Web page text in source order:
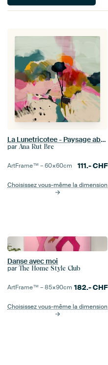
La Lunetricotee - Paysage abstrait
par Ana Rut Bre
ArtFrame™ –60×60cm 111.-CHF
Choisissez vous-même la dimension
Danse avec moi
par The Home Style Club
ArtFrame™ –85×90cm 182.-CHF
Choisissez vous-même la dimension